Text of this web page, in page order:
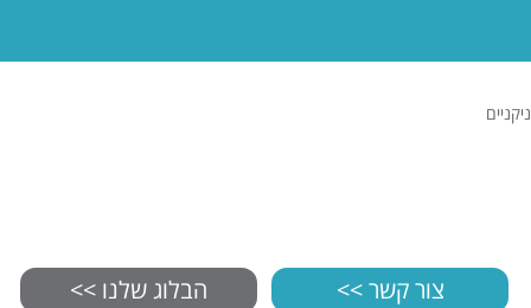
ניקניים
צור קשר >> הבלוג שלנו >>